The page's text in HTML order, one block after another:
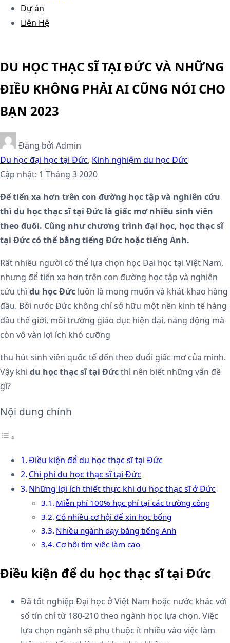
Dự án
Liên Hệ
DU HỌC THẠC SĨ TẠI ĐỨC VÀ NHỮNG
ĐIỀU KHÔNG PHẢI AI CŨNG NÓI CHO
BẠN 2023
Đăng bởi Admin
Du học đại học tại Đức, Kinh nghiệm du học Đức
Cập nhật: 1 Tháng 3 2020
Để tiến xa hơn trên con đường học tập và nghiên cứu
thì du học thạc sĩ tại Đức là giấc mơ nhiều sinh viên
theo đuổi. Cũng như chương trình đại học, học thạc sĩ
tại Đức có thể bằng tiếng Đức hoặc tiếng Anh.
Rất nhiều người có thể lựa chọn học Đại học tại Việt Nam,
nhưng để tiến xa hơn trên con đường học tập và nghiên
cứu thì du học Đức luôn là mong muốn và khát khao hàng
đầu. Bởi nước Đức không chỉ sở hữu một nền kinh tế hàng
đầu thế giới, môi trường giáo dục hiện đại, năng động mà
còn vô vàn lợi ích khó cưỡng
thu hút sinh viên quốc tế đến theo đuổi giấc mơ của mình.
Vậy khi du học thạc sĩ tại Đứcthì nên biết những vấn đề
gì?
Nội dung chính
Điều kiện để du học thạc sĩ tại Đức
Chi phí du học thạc sĩ tại Đức
Những lợi ích thiết thực khi du học thạc sĩ ở Đức
Miễn phí 100% học phí tại các trường công
Có nhiều cơ hội để xin học bổng
Nhiều ngành dạy bằng tiếng Anh
Cơ hội tìm việc làm cao
Điều kiện để du học thạc sĩ tại Đức
Đã tốt nghiệp Đại học ở Việt Nam hoặc nước khác với
số tín chỉ từ 180-210 theo ngành học lựa chọn. Việc
lựa chọn ngành sẽ phụ thuộc ít nhiều vào việc làm